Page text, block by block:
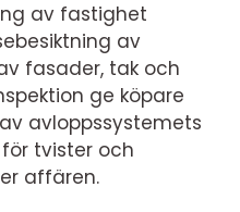
av fastighet
av
fasader, tak och
ge köpare
avloppssystemets
för tvister och
affären.